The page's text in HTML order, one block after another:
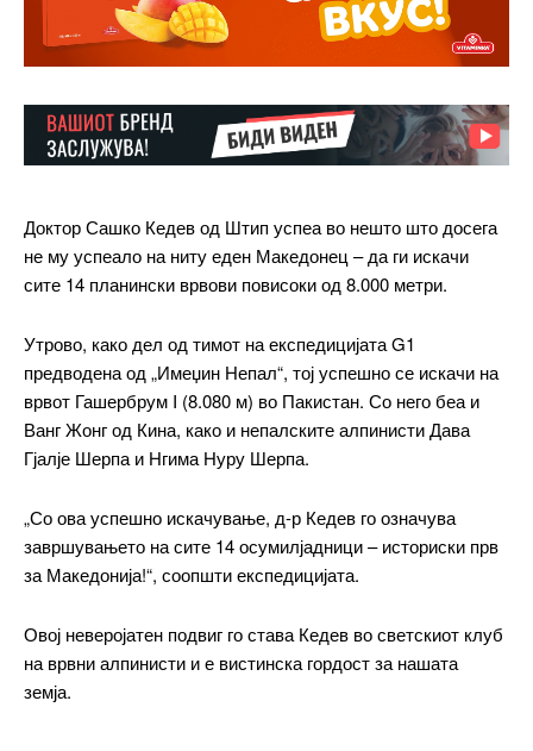
━ pricing plans
Free
Доктор Сашко Кедев од Штип успеа во нешто што досега
не му успеало на ниту еден Македонец – да ги искачи
сите 14 планински врвови повисоки од 8.000 метри.
Утрово, како дел од тимот на експедицијата G1
предводена од „Имеџин Непал“, тој успешно се искачи на
врвот Гашербрум I (8.080 м) во Пакистан. Со него беа и
Ванг Жонг од Кина, како и непалските алпинисти Дава
Гјалје Шерпа и Нгима Нуру Шерпа.
„Со ова успешно искачување, д-р Кедев го означува
завршувањето на сите 14 осумилјадници – историски прв
за Македонија!“, соопшти експедицијата.
Овој неверојатен подвиг го става Кедев во светскиот клуб
на врвни алпинисти и е вистинска гордост за нашата
земја.